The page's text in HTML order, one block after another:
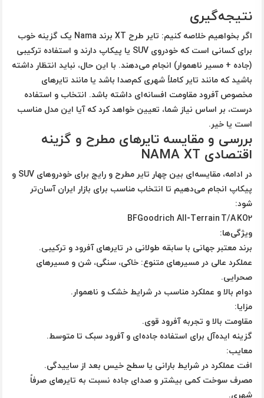
نتیجه‌گیری
اگر بخواهیم خلاصه کنیم: تایر طرح XT برند Nama یک گزینه خوب
برای کسانی است که خودروی SUV یا پیکاپ دارند و استفاده ترکیبی
(جاده + مسیر ناهموار) انجام می‌دهند. با این حال، نباید انتظار داشته
باشید که مانند تایر کاملاً شهری کم‌صدا باشد یا مانند تایرهای
مخصوص آفرود مقاومت افسانه‌ای داشته باشد. انتخاب و استفاده
درست، بر اساس نیاز شما، تعیین خواهد کرد که آیا این مدل مناسب
است یا خیر.
بررسی و مقایسه تایرهای مطرح و گزینه
اقتصادی NAMA XT
در ادامه، مقایسه‌ای بین چهار تایر مطرح و رایج برای خودروهای SUV و
پیکاپ انجام می‌دهیم تا انتخاب مناسب برای بازار ایران آسان‌تر
شود:
BFGoodrich All‑Terrain T/A KO2
ویژگی‌ها:
برند معتبر جهانی با سابقه طولانی در تایرهای آفرود و ترکیبی.
عملکرد عالی در مسیرهای متنوع: خاکی، سنگی، شن و مسیرهای
صحرایی.
دوام بالا و عملکرد مناسب در شرایط خشک و ناهموار.
مزایا:
مقاومت بالا و تجربه آفرود قوی.
گزینه ایده‌آل برای استفاده جاده‌ای و آفرود سبک تا متوسط.
معایب:
افت عملکرد در شرایط بارانی یا سطح خیس بعد از ساییدگی.
مصرف سوخت کمی بیشتر و صدای جاده نسبت به تایرهای صرفاً
شهری.